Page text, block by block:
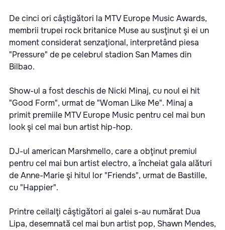
De cinci ori câştigători la MTV Europe Music Awards,
membrii trupei rock britanice Muse au susţinut şi ei un
moment considerat senzaţional, interpretând piesa
"Pressure" de pe celebrul stadion San Mames din
Bilbao.
Show-ul a fost deschis de Nicki Minaj, cu noul ei hit
"Good Form", urmat de "Woman Like Me". Minaj a
primit premiile MTV Europe Music pentru cel mai bun
look şi cel mai bun artist hip-hop.
DJ-ul american Marshmello, care a obţinut premiul
pentru cel mai bun artist electro, a încheiat gala alături
de Anne-Marie şi hitul lor "Friends", urmat de Bastille,
cu "Happier".
Printre ceilalţi câştigători ai galei s-au numărat Dua
Lipa, desemnată cel mai bun artist pop, Shawn Mendes,